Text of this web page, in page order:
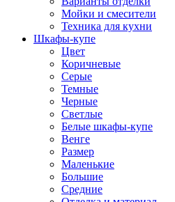
Мойки и смесители
Техника для кухни
Шкафы-купе
Цвет
Коричневые
Серые
Темные
Черные
Светлые
Белые шкафы-купе
Венге
Размер
Маленькие
Большие
Средние